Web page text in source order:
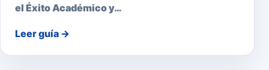
el Éxito Académico y…
Leer guía →